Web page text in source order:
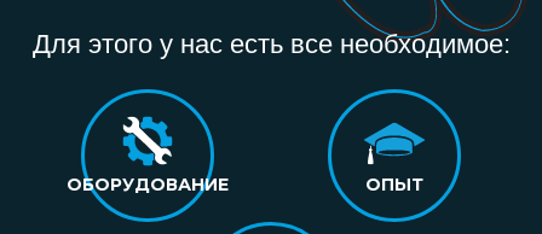
Для этого у нас есть все необходимое:
ОБОРУДОВАНИЕ ОПЫТ